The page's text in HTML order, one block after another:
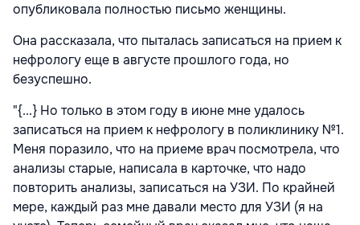
опубликовала полностью письмо женщины.
Она рассказала, что пыталась записаться на прием к
нефрологу еще в августе прошлого года, но
безуспешно.
"{...} Но только в этом году в июне мне удалось
записаться на прием к нефрологу в поликлинику №1.
Меня поразило, что на приеме врач посмотрела, что
анализы старые, написала в карточке, что надо
повторить анализы, записаться на УЗИ. По крайней
мере, каждый раз мне давали место для УЗИ (я на